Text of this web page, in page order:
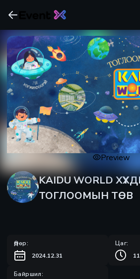
Preview
KAIDU WORLD
ТОГЛООМЫН ТӨВ
Өдөр:
2024.12.31
Цаг:
Байршил: